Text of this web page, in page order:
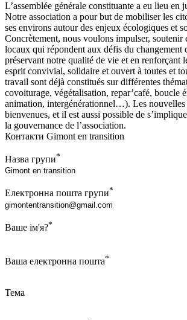
L’assemblée générale constituante a eu lieu en
Notre association a pour but de mobiliser les
ses environs autour des enjeux écologiques et
Concrètement, nous voulons impulser, soutenir
locaux qui répondent aux défis du changement
préservant notre qualité de vie et en renforçant
esprit convivial, solidaire et ouvert à toutes et
travail sont déjà constitués sur différentes
covoiturage, végétalisation, repar’café, boucle
animation, intergénérationnel…). Les nouvelles
bienvenues, et il est aussi possible de
la gouvernance de l’association.
Контакти Gimont en transition
Назва групи*
Електронна пошта групи*
Ваше ім'я?*
Ваша електронна пошта*
Тема